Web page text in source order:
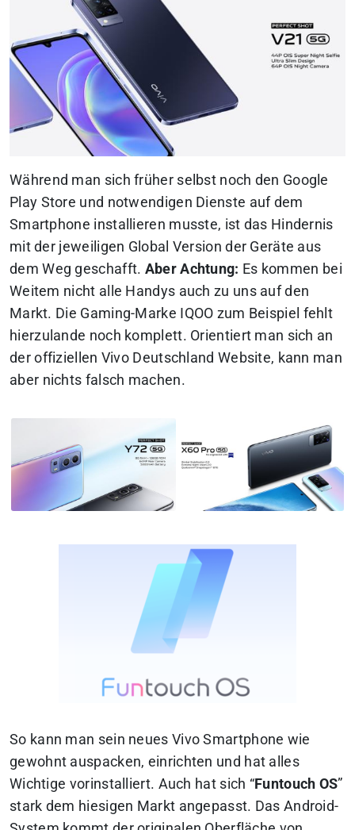
Während man sich früher selbst noch den Google
Play Store und notwendigen Dienste auf dem
Smartphone installieren musste, ist das Hindernis
mit der jeweiligen Global Version der Geräte aus
dem Weg geschafft. Aber Achtung: Es kommen bei
Weitem nicht alle Handys auch zu uns auf den
Markt. Die Gaming-Marke IQOO zum Beispiel fehlt
hierzulande noch komplett. Orientiert man sich an
der offiziellen Vivo Deutschland Website, kann man
aber nichts falsch machen.
So kann man sein neues Vivo Smartphone wie
gewohnt auspacken, einrichten und hat alles
Wichtige vorinstalliert. Auch hat sich “Funtouch OS”
stark dem hiesigen Markt angepasst. Das Android-